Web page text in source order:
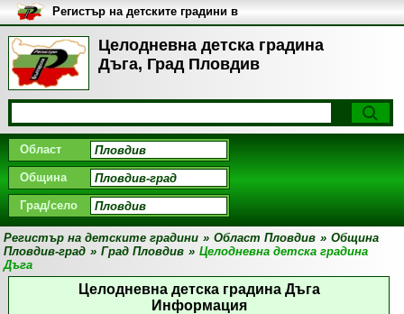
Целодневна детска градина
Дъга, Град Пловдив
Регистър на детските градини в
България
Област
Община
Град/село
Регистър на детските градини » Област Пловдив » Община
Пловдив-град » Град Пловдив » Целодневна детска градина
Дъга
Целодневна детска градина Дъга
Информация